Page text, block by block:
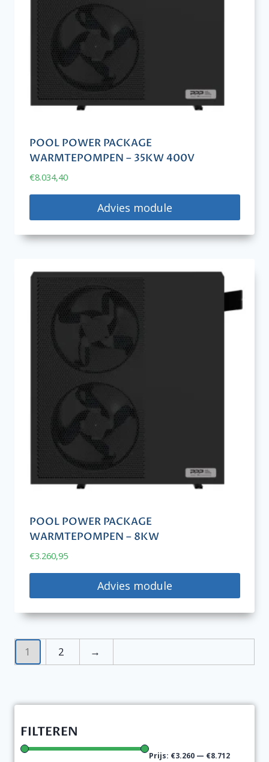
POOL POWER PACKAGE
WARMTEPOMPEN – 35KW 400V
€8.034,40
Advies module
POOL POWER PACKAGE
WARMTEPOMPEN – 8KW
€3.260,95
Advies module
1 2 →
FILTEREN
Prijs: €3.260 — €8.712